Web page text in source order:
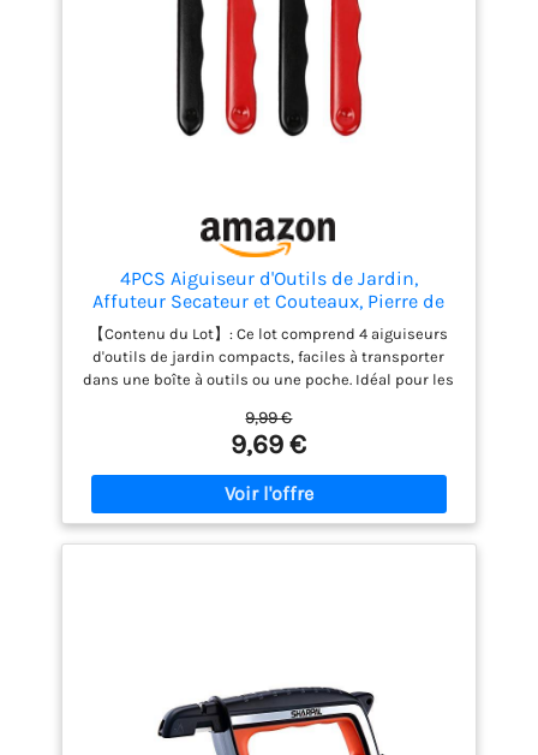
4PCS Aiguiseur d'Outils de Jardin,
Affuteur Secateur et Couteaux, Pierre de
Carbure Portable pour Cisaille, Hache,
Ciseaux, Affûteur de Cisaillement
Professionnel et Aiguiseur Secateur
【Contenu du Lot】: Ce lot comprend 4 aiguiseurs
d'outils de jardin compacts, faciles à transporter
dans une boîte à outils ou une poche. Idéal pour les
outils tranchants et prêts à l'emploi à tout moment.
【Matériaux Robustes】: Chaque affûteur couteau
est fabriqué en pierre de carbure de qualité, offrant
une grande résistance et durabilité pour un
affûtage efficace. Conçu pour supporter un usage
quotidien et prolonger la durée de vie de vos outils
jardinage. 【Conception Ergonomique】: Les
aiguiseurs sont dotés d'une poignée ergonomique
antidérapante, offrant une prise en main
9,99 €
9,69 €